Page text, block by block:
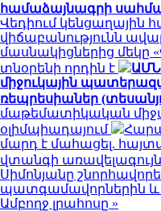
համաձայնագրի
Վեդիում կենցաղային
վիճաբանությունն
մասնակիցներից մեկը
տնօրենի որդին է
միջուկային
ռեպրեսիաներ
մաթեմատիկական
օլիմպիադայում
մարդ է մահացել.
վտանգի
Սիմոնյանը
պատգամավորներին և
Ամբողջ լրահոսը »